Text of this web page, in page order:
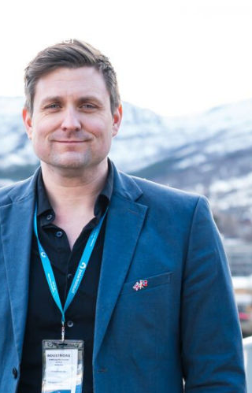
Nyheter